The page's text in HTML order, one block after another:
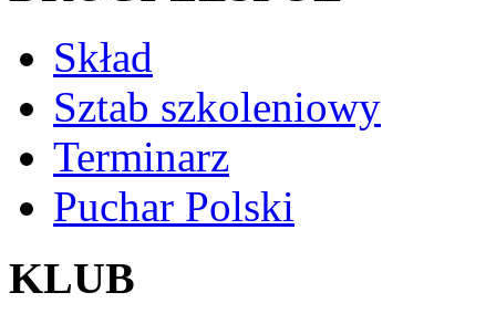
Skład
Sztab szkoleniowy
Terminarz
Puchar Polski
KLUB